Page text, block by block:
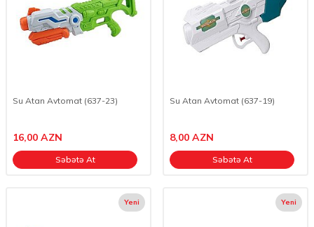
Su Atan Avtomat (637-23)
16,00 AZN
Səbətə At
Su Atan Avtomat (637-19)
8,00 AZN
Səbətə At
Yeni Yeni